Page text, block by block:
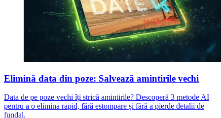
Elimină data din poze: Salvează amintirile vechi
Data de pe poze vechi îți strică amintirile? Descoperă 3 metode AI
pentru a o elimina rapid, fără estompare și fără a pierde detalii de
fundal.